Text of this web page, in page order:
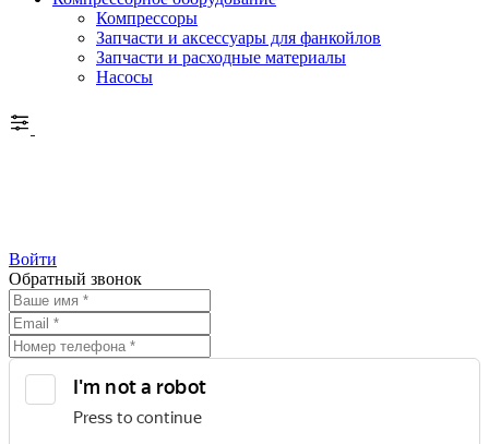
Компрессоры
Запчасти и аксессуары для фанкойлов
Запчасти и расходные материалы
Насосы
Войти
Обратный звонок